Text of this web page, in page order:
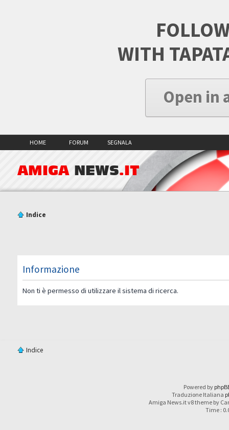
WITH
Open in
HOME FORUM SEGNALA
AMIGA NEWS.IT
Indice
Informazione
Non ti è permesso di utilizzare il sistema di ricerca.
Indice
Powered by
Traduzione Italiana
Amiga News.it v8 theme by
Time :